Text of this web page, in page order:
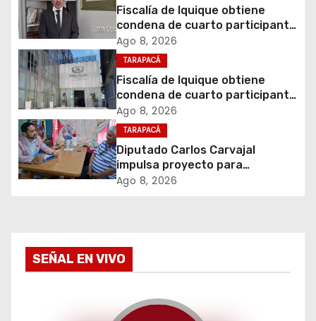
c
i
ó
n
d
e
t
r
Fiscalía de Iquique obtiene
condena de cuarto participante
en violento asalto a
comerciante
Ago 8, 2026
TARAPACÁ
Fiscalía de Iquique obtiene
condena de cuarto participante
en violento asalto a
comerciante
Ago 8, 2026
TARAPACÁ
Diputado Carlos Carvajal
impulsa proyecto para
homenajear en vida al campeón
Ago 8, 2026
SEÑAL EN VIVO